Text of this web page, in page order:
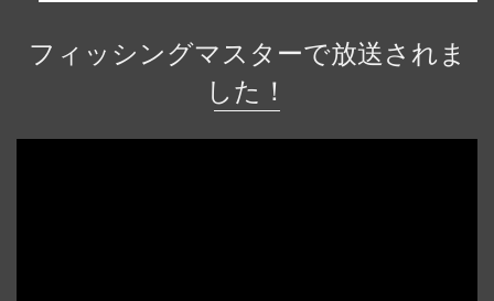
フィッシングマスターで放送されま
した！